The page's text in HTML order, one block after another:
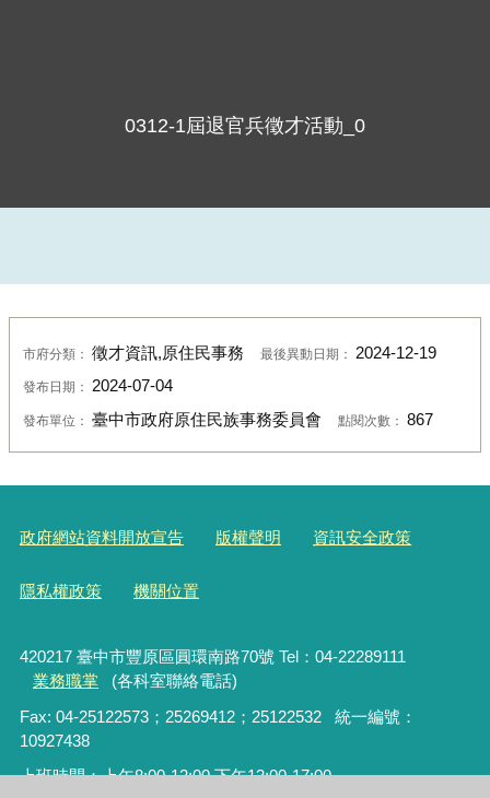
0312-1屆退官兵徵才活動_0
市府分類： 徵才資訊,原住民事務 最後異動日期： 2024-12-19
發布日期： 2024-07-04
發布單位： 臺中市政府原住民族事務委員會 點閱次數： 867
政府網站資料開放宣告 版權聲明 資訊安全政策
隱私權政策 機關位置
420217 臺中市豐原區圓環南路70號 Tel：04-22289111
業務職掌
(各科室聯絡電話)
Fax: 04-25122573；25269412；25122532 統一編號：
10927438
上班時間：上午8:00-12:00‧下午13:00-17:00